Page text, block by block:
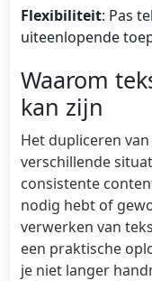
Flexibiliteit: Pas
uiteenlopende
Waarom
kan zijn
Het dupliceren
verschillende
consistente
nodig hebt of
verwerken van
een praktische
je niet langer